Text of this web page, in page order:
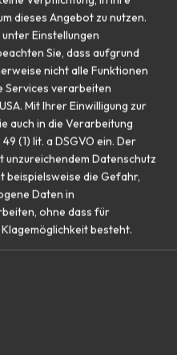
aufnehmen
dieses Angebot zu nutzen.
Einstellungen
Sie, dass aufgrund
nicht alle Funktionen
Services verarbeiten
Mit Ihrer Einwilligung zur
auch in die Verarbeitung
(1) lit. a DSGVO ein. Der
unzureichendem Datenschutz
beispielsweise die Gefahr,
Daten in
ohne dass für
besteht.